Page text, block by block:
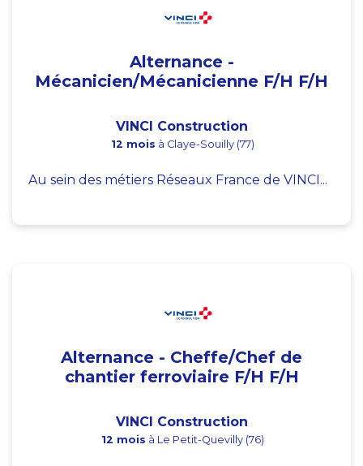
Alternance -
Mécanicien/Mécanicienne F/H F/H
VINCI Construction
12 mois à Claye-Souilly (77)
Au sein des métiers Réseaux France de VINCI...
Alternance - Cheffe/Chef de
chantier ferroviaire F/H F/H
VINCI Construction
12 mois à Le Petit-Quevilly (76)